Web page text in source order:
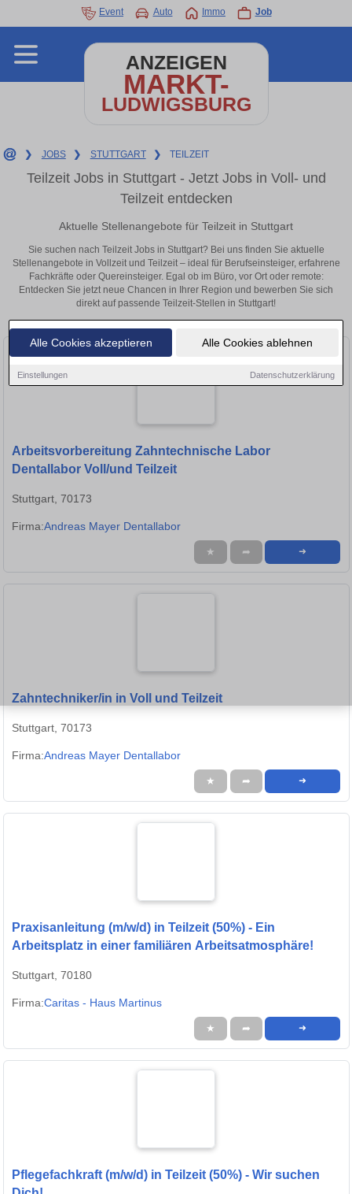
Alle Cookies akzeptieren Alle Cookies ablehnen
Einstellungen Datenschutzerklärung
Event Auto Immo Job
ANZEIGEN
MARKT-
LUDWIGSBURG
❯ JOBS ❯ STUTTGART ❯ TEILZEIT
Teilzeit Jobs in Stuttgart - Jetzt Jobs in Voll- und
Teilzeit entdecken
Aktuelle Stellenangebote für Teilzeit in Stuttgart
Sie suchen nach Teilzeit Jobs in Stuttgart? Bei uns finden Sie aktuelle
Stellenangebote in Vollzeit und Teilzeit – ideal für Berufseinsteiger, erfahrene
Fachkräfte oder Quereinsteiger. Egal ob im Büro, vor Ort oder remote:
Entdecken Sie jetzt neue Chancen in Ihrer Region und bewerben Sie sich
direkt auf passende Teilzeit-Stellen in Stuttgart!
Arbeitsvorbereitung Zahntechnische Labor
Dentallabor Voll/und Teilzeit
Stuttgart, 70173
Firma:Andreas Mayer Dentallabor
★ ➦ ➜
Zahntechniker/in in Voll und Teilzeit
Stuttgart, 70173
Firma:Andreas Mayer Dentallabor
★ ➦ ➜
Praxisanleitung (m/w/d) in Teilzeit (50%) - Ein
Arbeitsplatz in einer familiären Arbeitsatmosphäre!
Stuttgart, 70180
Firma:Caritas - Haus Martinus
★ ➦ ➜
Pflegefachkraft (m/w/d) in Teilzeit (50%) - Wir suchen